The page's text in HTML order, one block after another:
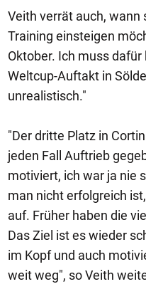
Veith verrät auch, wann
Training einsteigen
Oktober. Ich muss
Weltcup-Auftakt in
unrealistisch."
"Der dritte Platz in
jeden Fall Auftrieb
motiviert, ich war ja nie
man nicht erfolgreich
auf. Früher haben die
Das Ziel ist es wieder
im Kopf und auch
weit weg", so Veith